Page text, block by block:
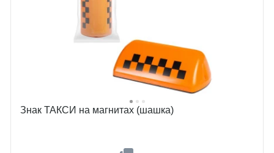
Знак ТАКСИ на магнитах (шашка)